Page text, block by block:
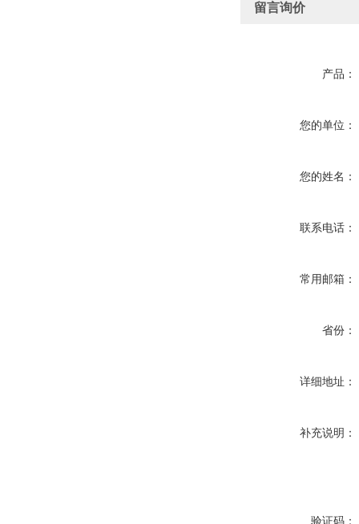
留言询价
产品：
您的单位：
您的姓名：
联系电话：
常用邮箱：
省份：
详细地址：
补充说明：
验证码：